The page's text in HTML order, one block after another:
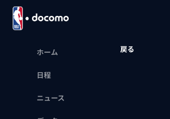
ホーム
日程
ニュース
戻る